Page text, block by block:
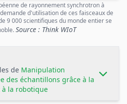
de rayonnement synchrotron à
d'utilisation de ces faisceaux de
9 000 scientifiques du monde entier se
Source : Think WIoT
de Manipulation
des échantillons grâce à la
à la robotique